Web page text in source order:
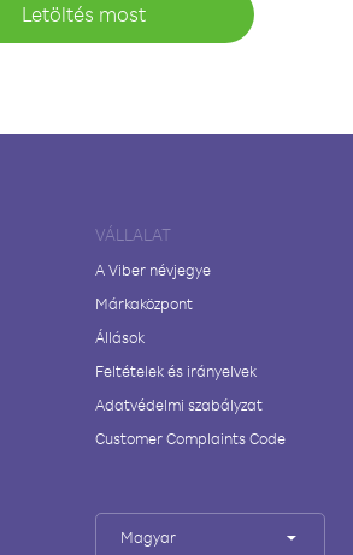
Letöltés most
VÁLLALAT
A Viber névjegye
Márkaközpont
Állások
Feltételek és irányelvek
Adatvédelmi szabályzat
Customer Complaints Code
Magyar